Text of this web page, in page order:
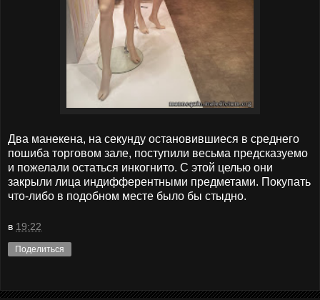
Два манекена, на секунду остановившиеся в среднего
пошиба торговом зале, поступили весьма предсказуемо
и пожелали остаться инкогнито. С этой целью они
закрыли лица индифферентными предметами. Покупать
что-либо в подобном месте было бы стыдно.
в 19:22
Поделиться